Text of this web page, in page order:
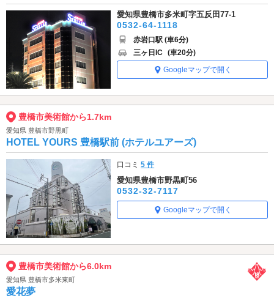
愛知県豊橋市多米町字五反田77-1
0532-64-1118
赤岩口駅 (車6分)
三ヶ日IC (車20分)
Googleマップで開く
豊橋市美術館から1.7km
愛知県 豊橋市野黒町
HOTEL YOURS 豊橋駅前 (ホテルユアーズ)
口コミ5 件
愛知県豊橋市野黒町56
0532-32-7117
Googleマップで開く
豊橋市美術館から6.0km
愛知県 豊橋市多米東町
愛花夢